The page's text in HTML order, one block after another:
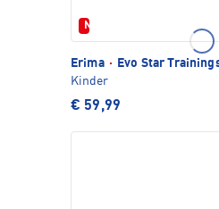
Neu
Erima ·
Evo Star
Kinder
€ 59,99